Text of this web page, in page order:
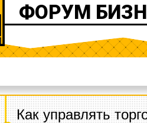
ФОРУМ
Как управлять